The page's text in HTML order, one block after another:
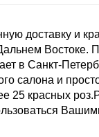
доставку и
Востоке.
в Санкт-
салона и
25 красных